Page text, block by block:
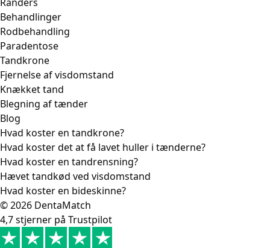
Behandlinger
Rodbehandling
Paradentose
Tandkrone
Fjernelse af visdomstand
Knækket tand
Blegning af tænder
Blog
Hvad koster en tandkrone?
Hvad koster det at få lavet huller i tænderne?
Hvad koster en tandrensning?
Hævet tandkød ved visdomstand
Hvad koster en bideskinne?
© 2026 DentaMatch
4,7 stjerner på Trustpilot